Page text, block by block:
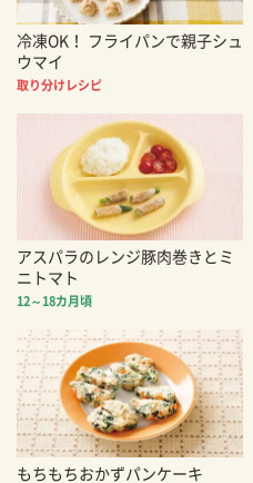
冷凍OK！ フライパンで親子シュ
ウマイ
取り分けレシピ
アスパラのレンジ豚肉巻きとミ
ニトマト
12～18カ月頃
もちもちおかずパンケーキ